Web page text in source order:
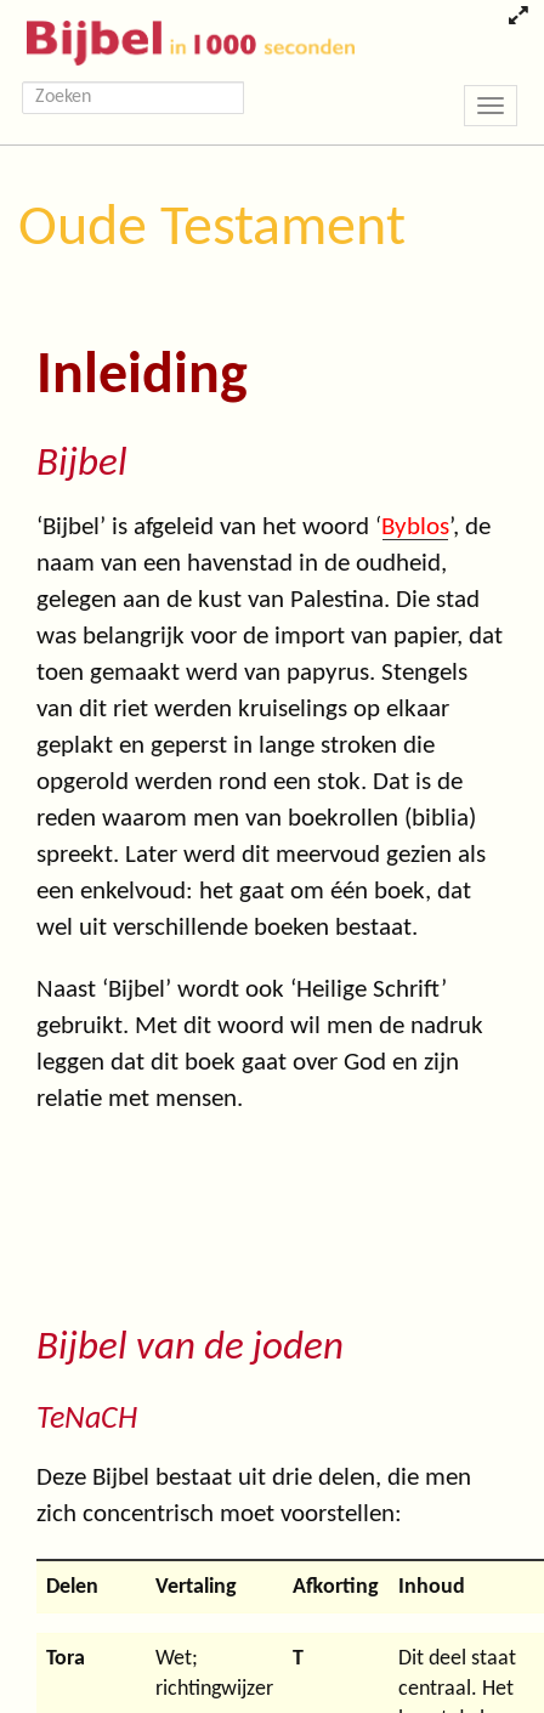
Toggle
Oude Testament
Inleiding
Bijbel
‘Bijbel’ is afgeleid van het woord ‘Byblos’, de
naam van een havenstad in de oudheid,
gelegen aan de kust van Palestina. Die stad
was belangrijk voor de import van papier, dat
toen gemaakt werd van papyrus. Stengels
van dit riet werden kruiselings op elkaar
geplakt en geperst in lange stroken die
opgerold werden rond een stok. Dat is de
reden waarom men van boekrollen (biblia)
spreekt. Later werd dit meervoud gezien als
een enkelvoud: het gaat om één boek, dat
wel uit verschillende boeken bestaat.
Naast ‘Bijbel’ wordt ook ‘Heilige Schrift’
gebruikt. Met dit woord wil men de nadruk
leggen dat dit boek gaat over God en zijn
relatie met mensen.
Bijbel van de joden
TeNaCH
Deze Bijbel bestaat uit drie delen, die men
zich concentrisch moet voorstellen:
Delen Vertaling Afkorting Inhoud
Tora
Wet;
richtingwijzer
T
Dit deel staat
centraal. Het